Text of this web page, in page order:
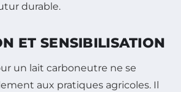
durable.
ET SENSIBILISATION
un lait carboneutre ne se
aux pratiques agricoles. Il